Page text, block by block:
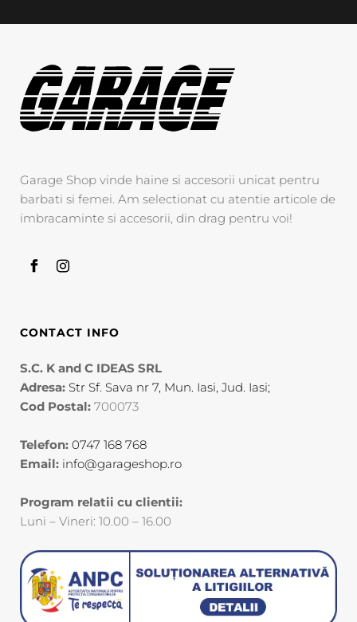
Garage Shop vinde haine si accesorii unicat pentru
barbati si femei. Am selectionat cu atentie articole de
imbracaminte si accesorii, din drag pentru voi!
CONTACT INFO
S.C. K and C IDEAS SRL
Adresa: Str Sf. Sava nr 7, Mun. Iasi, Jud. Iasi;
Cod Postal: 700073
Telefon: 0747 168 768
Email: info@garageshop.ro
Program relatii cu clientii:
Luni – Vineri: 10.00 – 16.00